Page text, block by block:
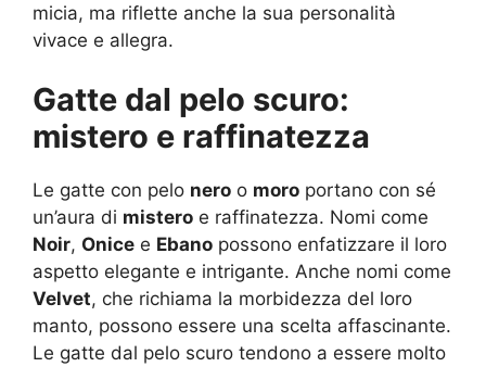
micia, ma riflette anche la sua personalità
vivace e allegra.
Gatte dal pelo scuro:
mistero e raffinatezza
Le gatte con pelo nero o moro portano con sé
un’aura di mistero e raffinatezza. Nomi come
Noir, Onice e Ebano possono enfatizzare il loro
aspetto elegante e intrigante. Anche nomi come
Velvet, che richiama la morbidezza del loro
manto, possono essere una scelta affascinante.
Le gatte dal pelo scuro tendono a essere molto